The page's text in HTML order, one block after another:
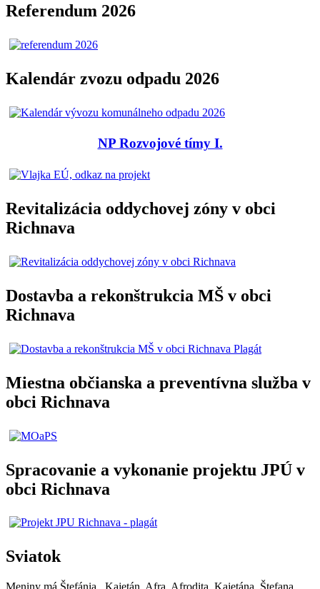
Referendum 2026
Kalendár zvozu odpadu 2026
NP Rozvojové tímy I.
Revitalizácia oddychovej zóny v obci
Richnava
Dostavba a rekonštrukcia MŠ v obci
Richnava
Miestna občianska a preventívna služba v
obci Richnava
Spracovanie a vykonanie projektu JPÚ v
obci Richnava
Sviatok